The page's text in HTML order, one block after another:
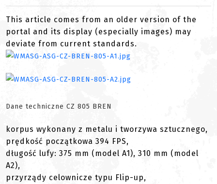
This article comes from an older version of the
portal and its display (especially images) may
deviate from current standards.
Dane techniczne CZ 805 BREN
korpus wykonany z metalu i tworzywa sztucznego,
prędkość początkowa 394 FPS,
długość lufy: 375 mm (model A1), 310 mm (model
A2),
przyrządy celownicze typu Flip-up,